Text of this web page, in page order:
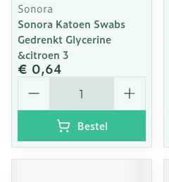
Sonora
Sonora Katoen Swabs
Gedrenkt Glycerine
&citroen 3
€ 0,64
Aantal
Bestel